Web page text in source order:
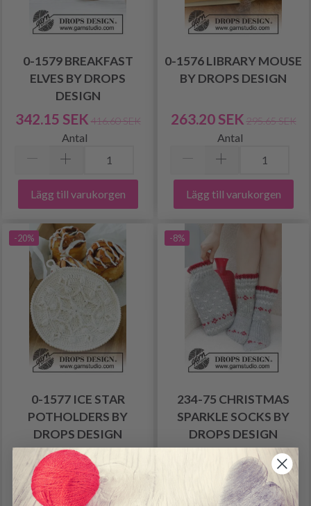
0-1579 BREAKFAST
ELVES BY DROPS
DESIGN
342.15 SEK 416.60 SEK
Antal
Lägg till varukorgen
0-1576 LIBRARY MOUSE
BY DROPS DESIGN
263.20 SEK 295.65 SEK
Antal
Lägg till varukorgen
-20%
0-1577 ICE STAR
POTHOLDERS BY
DROPS DESIGN
61.85 SEK77.85 SEK
Antal
-8%
234-75 CHRISTMAS
SPARKLE SOCKS BY
DROPS DESIGN
174.20 SEK190.65 SEK
Antal